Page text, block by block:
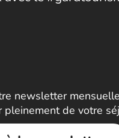
newsletter
de votre